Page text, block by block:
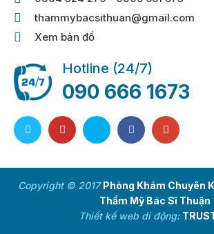
thammybacsithuan@gmail.com
Xem bản đồ
Hotline (24/7)
090 666 1673
Copyright © 2017Phòng Khám Chuyên
Thẩm Mỹ Bác Sĩ Thuận
Thiết kế web di động: